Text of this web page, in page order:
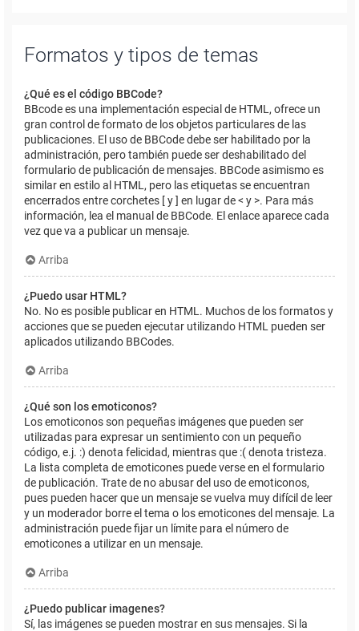
Formatos y tipos de temas
¿Qué es el código BBCode?
BBcode es una implementación especial de HTML, ofrece un
gran control de formato de los objetos particulares de las
publicaciones. El uso de BBCode debe ser habilitado por la
administración, pero también puede ser deshabilitado del
formulario de publicación de mensajes. BBCode asimismo es
similar en estilo al HTML, pero las etiquetas se encuentran
encerrados entre corchetes [ y ] en lugar de < y >. Para más
información, lea el manual de BBCode. El enlace aparece cada
vez que va a publicar un mensaje.
Arriba
¿Puedo usar HTML?
No. No es posible publicar en HTML. Muchos de los formatos y
acciones que se pueden ejecutar utilizando HTML pueden ser
aplicados utilizando BBCodes.
Arriba
¿Qué son los emoticonos?
Los emoticonos son pequeñas imágenes que pueden ser
utilizadas para expresar un sentimiento con un pequeño
código, e.j. :) denota felicidad, mientras que :( denota tristeza.
La lista completa de emoticones puede verse en el formulario
de publicación. Trate de no abusar del uso de emoticonos,
pues pueden hacer que un mensaje se vuelva muy difícil de leer
y un moderador borre el tema o los emoticones del mensaje. La
administración puede fijar un límite para el número de
emoticones a utilizar en un mensaje.
Arriba
¿Puedo publicar imagenes?
Sí, las imágenes se pueden mostrar en sus mensajes. Si la